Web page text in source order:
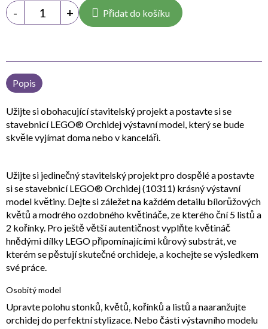
Přidat do košíku
Popis
Užijte si obohacující stavitelský projekt a postavte si se
stavebnicí LEGO® Orchidej výstavní model, který se bude
skvěle vyjímat doma nebo v kanceláři.
Užijte si jedinečný stavitelský projekt pro dospělé a postavte
si se stavebnicí LEGO® Orchidej (10311) krásný výstavní
model květiny. Dejte si záležet na každém detailu bílorůžových
květů a modrého ozdobného květináče, ze kterého ční 5 listů a
2 kořínky. Pro ještě větší autentičnost vyplňte květináč
hnědými dílky LEGO připomínajícími kůrový substrát, ve
kterém se pěstují skutečné orchideje, a kochejte se výsledkem
své práce.
Osobitý model
Upravte polohu stonků, květů, kořínků a listů a naaranžujte
orchidej do perfektní stylizace. Nebo části výstavního modelu